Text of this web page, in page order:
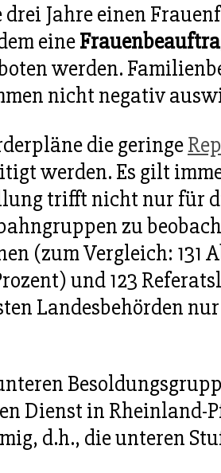
drei Jahre einen
eine
werden.
nicht negativ
die geringe
werden. Es gilt
trifft nicht nur für
zu
(zum Vergleich: 131
und 123
Landesbehörden
Dienst in Rheinland-
d.h., die unteren